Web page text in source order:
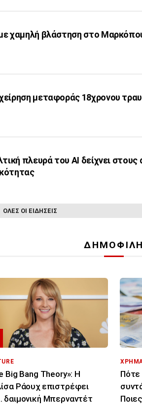
χαμηλή βλάστηση στο
μεταφοράς 18χρονου
πλευρά του ΑI δείχνει
ΟΛΕΣ ΟΙ ΕΙΔΗΣΕΙΣ
ΔΗΜΟΦΙΛΗ
Big Bang Theory»: Η
Ράουχ επιστρέφει
Μπερναντέτ
Πότε